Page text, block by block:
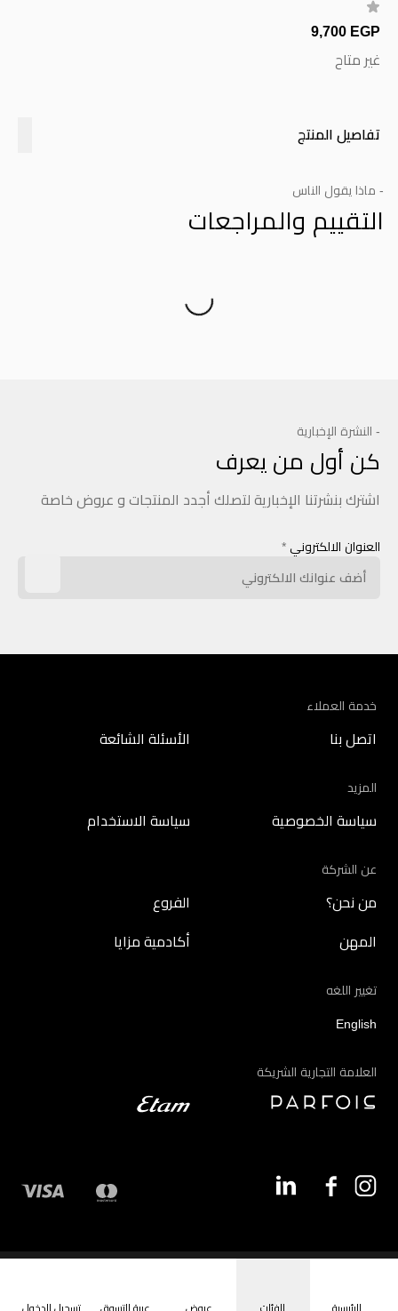
9,700 EGP
غير متاح
تفاصيل المنتج
- ماذا يقول الناس
التقييم والمراجعات
- النشرة الإخبارية
كن أول من يعرف
اشترك بنشرتنا الإخبارية لتصلك أجدد المنتجات و عروض خاصة
العنوان الالكتروني *
خدمة العملاء
اتصل بنا الأسئلة الشائعة
المزيد
سياسة الخصوصية سياسة الاستخدام
عن الشركة
من نحن؟ الفروع
المهن أكادمية مزايا
تغيير اللغه
English
العلامة التجارية الشريكة
الرئيسية الفئات عروض عربة التسوق تسجيل الدخول